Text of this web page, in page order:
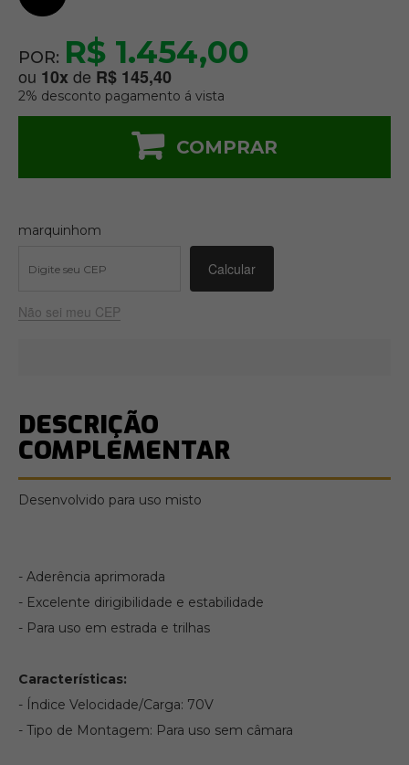
POR: R$ 1.454,00
ou 10xde R$ 145,40
2% desconto pagamento á vista
COMPRAR
marquinhom
Não sei meu CEP
DESCRIÇÃO
COMPLEMENTAR
Desenvolvido para uso misto
- Aderência aprimorada
- Excelente dirigibilidade e estabilidade
- Para uso em estrada e trilhas
Características:
- Índice Velocidade/Carga: 70V
- Tipo de Montagem: Para uso sem câmara